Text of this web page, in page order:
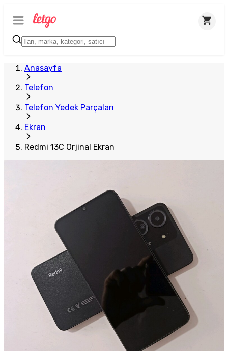
Anasayfa
Telefon
Telefon Yedek Parçaları
Ekran
Redmi 13C Orjinal Ekran